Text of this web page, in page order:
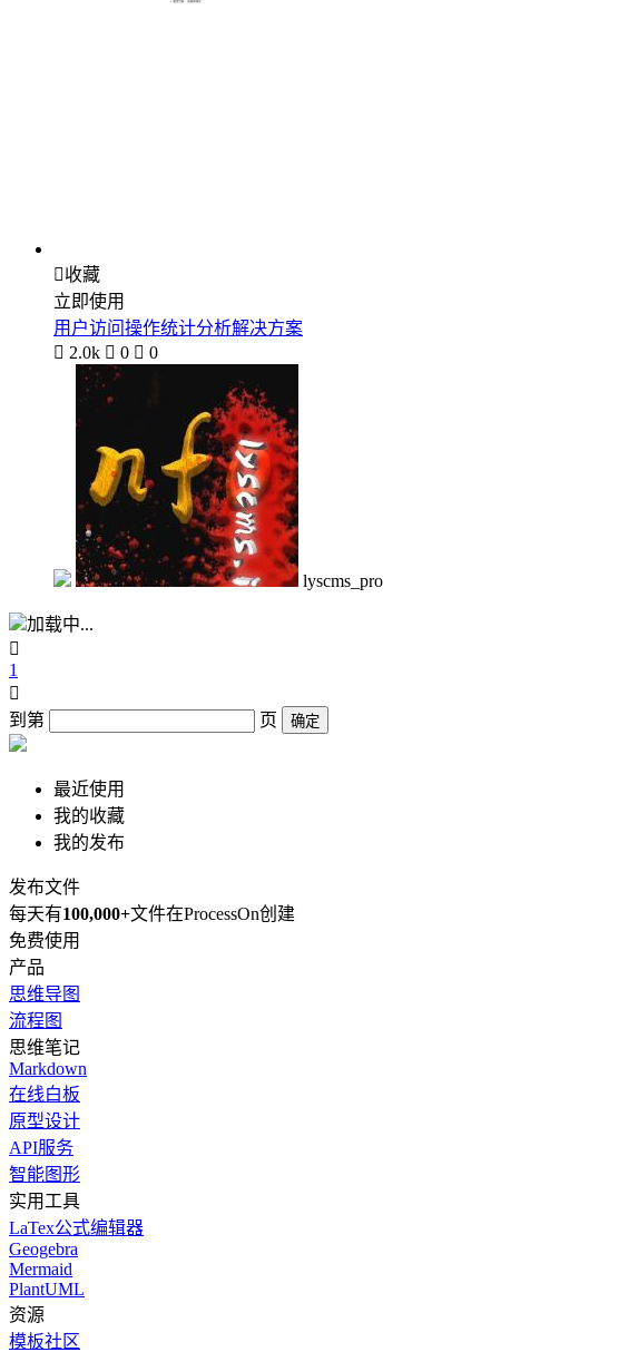
收藏
立即使用
用户访问操作统计分析解决方案
 2.0k  0  0
lyscms_pro
加载中...

1

到第
页 确定
最近使用
我的收藏
我的发布
发布文件
每天有100,000+文件在ProcessOn创建
免费使用
产品
思维导图
流程图
思维笔记
Markdown
在线白板
原型设计
API服务
智能图形
实用工具
LaTex公式编辑器
Geogebra
Mermaid
PlantUML
资源
模板社区